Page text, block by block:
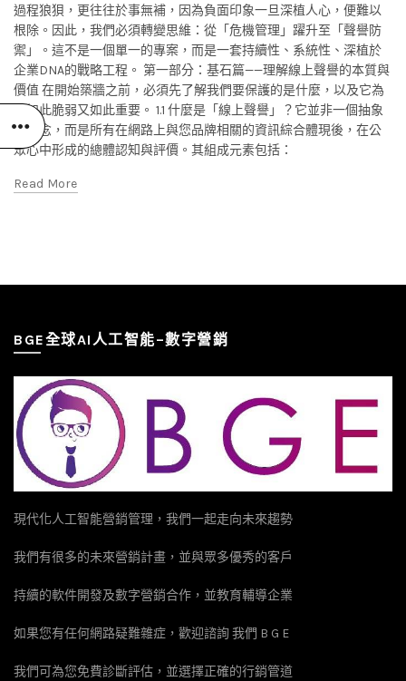
過程狼狽，更往往於事無補，因為負面印象一旦深植人心，便難以
根除。因此，我們必須轉變思維：從「危機管理」躍升至「聲譽防
禦」。這不是一個單一的專案，而是一套持續性、系統性、深植於
企業DNA的戰略工程。 第一部分：基石篇——理解線上聲譽的本質與
價值 在開始築牆之前，必須先了解我們要保護的是什麼，以及它為
何如此脆弱又如此重要。 1.1 什麼是「線上聲譽」？它並非一個抽象
的概念，而是所有在網路上與您品牌相關的資訊綜合體現後，在公
眾心中形成的總體認知與評價。其組成元素包括：
Read More
BGE全球AI人工智能–數字營銷
現代化人工智能營銷管理，我們一起走向未來趨勢
我們有很多的未來營銷計畫，並與眾多優秀的客戶
持續的軟件開發及數字營銷合作，並教育輔導企業
如果您有任何網路疑難雜症，歡迎諮詢 我們 B G E
我們可為您免費診斷評估，並選擇正確的行銷管道